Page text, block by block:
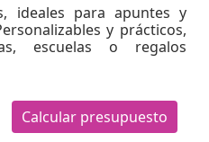
ideales para apuntes y
y prácticos,
escuelas o regalos
Calcular presupuesto